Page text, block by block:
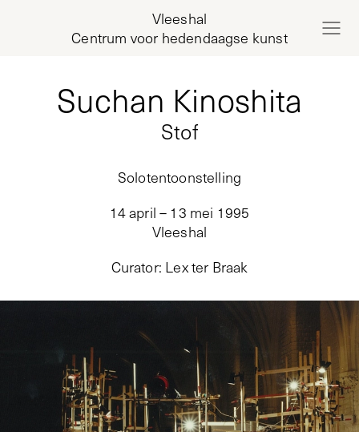
Vleeshal
Centrum voor hedendaagse kunst
Stof
Suchan Kinoshita
Solotentoonstelling
14 april – 13 mei 1995
Vleeshal
Curator: Lex ter Braak